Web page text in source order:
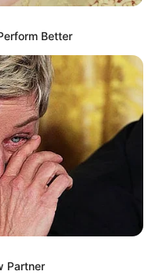
1,078
475
463
359
76
Better
Partner